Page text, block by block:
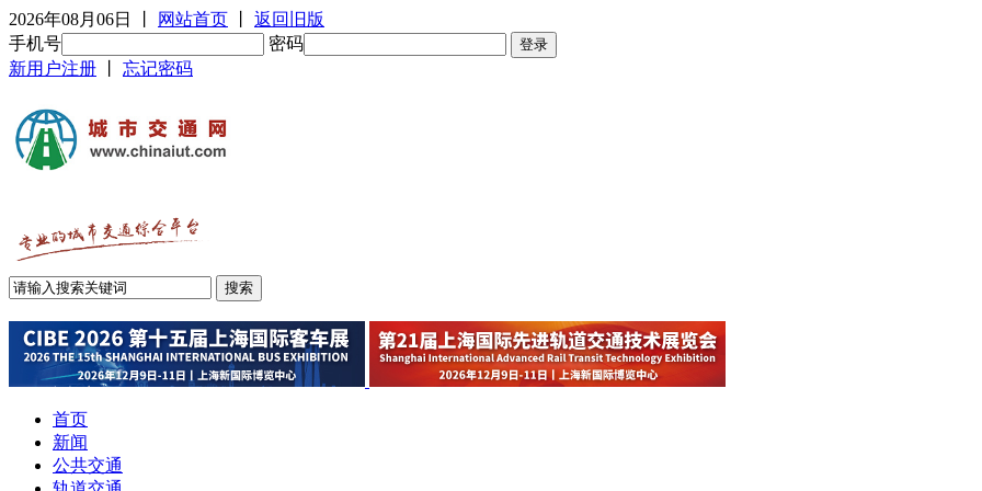
2026年08月06日 网站首页
返回旧版
手机号
密码
新用户注册
忘记密码
首页
新闻
公共交通